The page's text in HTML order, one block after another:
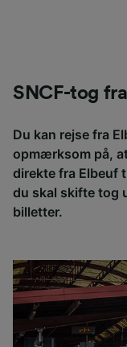
SNCF-tog
Du kan rejse fra
opmærksom på,
direkte fra Elbeuf
du skal skifte tog
billetter.